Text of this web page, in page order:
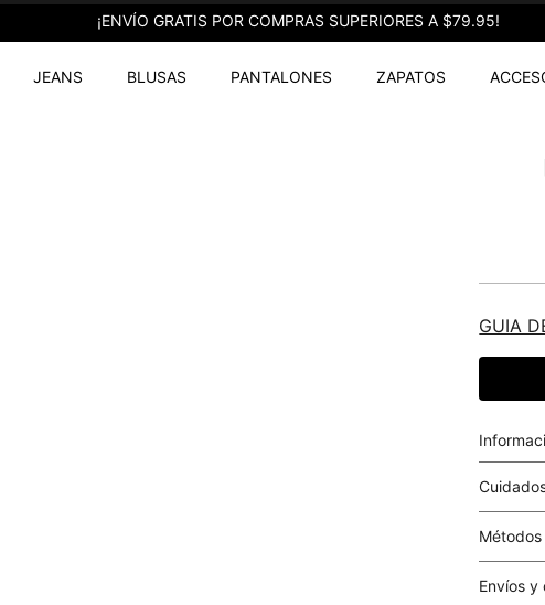
¡ENVÍO GRATIS POR COMPRAS SUPERIORES A $79.95!
JEANS BLUSAS PANTALONES ZAPATOS
GUIA
Tarjetas
Envíos y